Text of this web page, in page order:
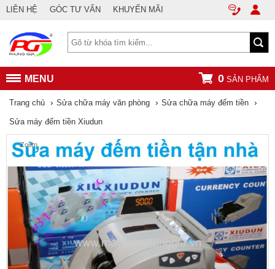
LIÊN HỆ GÓC TƯ VẤN KHUYẾN MÃI
MENU 0 SẢN PHẨM
Trang chủ › Sửa chữa máy văn phòng › Sửa chữa máy đếm tiền ›
Sửa máy đếm tiền Xiudun
Zoom